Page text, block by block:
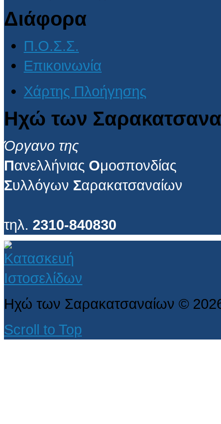
Διάφορα
Π.Ο.Σ.Σ.
Επικοινωνία
Χάρτης Πλοήγησης
Ηχώ των
Όργανο της
Πανελλήνιας Ομοσπονδίας
Συλλόγων Σαρακατσαναίων
τηλ. 2310-840830
Ηχώ των Σαρακατσαναίων ©
Scroll to Top